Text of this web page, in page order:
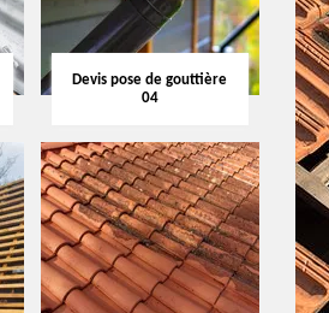
Devis pose de gouttière
04